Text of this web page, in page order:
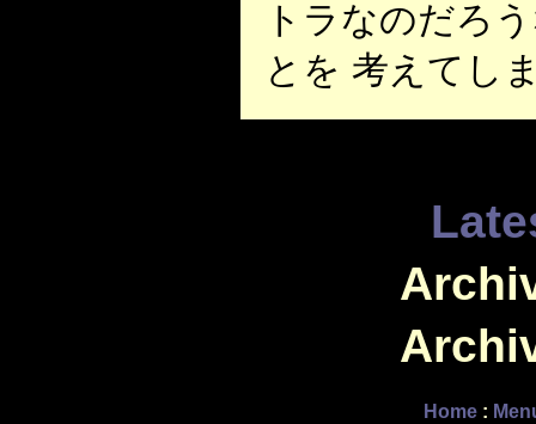
トラなのだろ
とを 考えてし
Home: